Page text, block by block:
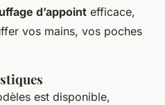
d’appoint efficace,
vos mains, vos poches
est disponible,